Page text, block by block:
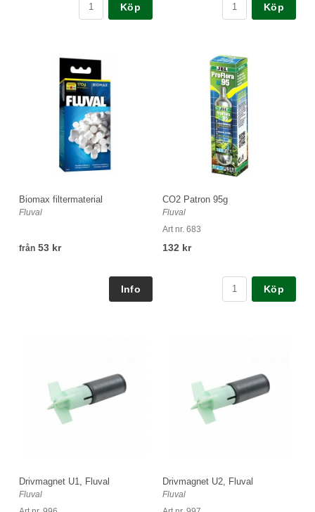
Köp Köp
Biomax filtermaterial
Fluval
från 53 kr
CO2 Patron 95g
Fluval
Art nr. 683
132 kr
Köp
Drivmagnet U1, Fluval
Fluval
Drivmagnet U2, Fluval
Fluval